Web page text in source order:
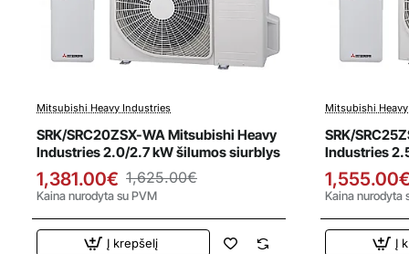
Išpardavimas
Mitsubishi Heavy Industries
SRK/SRC20ZSX-WA Mitsubishi Heavy
Industries 2.0/2.7 kW šilumos siurblys
1,381.00€ 1,625.00€
Kaina nurodyta su PVM
Į krepšelį
Mitsubishi
SRK/
Industries
Kaina nurodyta
Į